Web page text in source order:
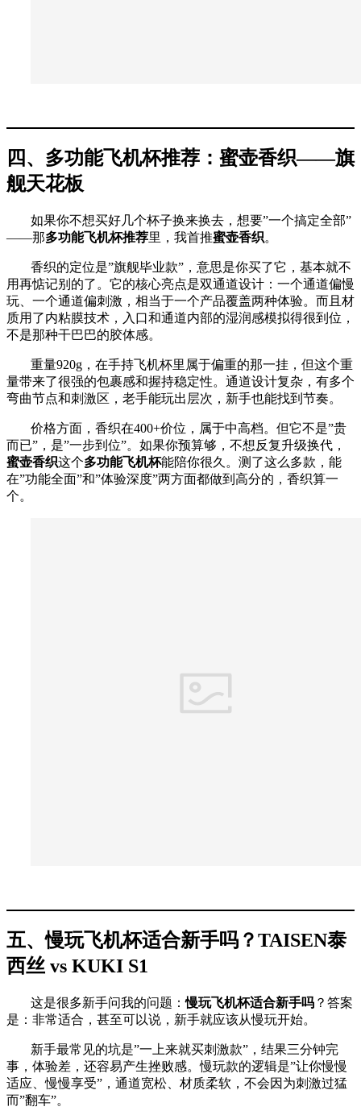
四、多功能飞机杯推荐：蜜壶香织——旗
舰天花板
如果你不想买好几个杯子换来换去，想要”一个搞定全部”
——那多功能飞机杯推荐里，我首推蜜壶香织。
香织的定位是”旗舰毕业款”，意思是你买了它，基本就不
用再惦记别的了。它的核心亮点是双通道设计：一个通道偏慢
玩、一个通道偏刺激，相当于一个产品覆盖两种体验。而且材
质用了内粘膜技术，入口和通道内部的湿润感模拟得很到位，
不是那种干巴巴的胶体感。
重量920g，在手持飞机杯里属于偏重的那一挂，但这个重
量带来了很强的包裹感和握持稳定性。通道设计复杂，有多个
弯曲节点和刺激区，老手能玩出层次，新手也能找到节奏。
价格方面，香织在400+价位，属于中高档。但它不是”贵
而已”，是”一步到位”。如果你预算够，不想反复升级换代，
蜜壶香织这个多功能飞机杯能陪你很久。测了这么多款，能
在”功能全面”和”体验深度”两方面都做到高分的，香织算一
个。
五、慢玩飞机杯适合新手吗？TAISEN泰
西丝 vs KUKI S1
这是很多新手问我的问题：慢玩飞机杯适合新手吗 ？答案
是：非常适合，甚至可以说，新手就应该从慢玩开始。
新手最常见的坑是”一上来就买刺激款”，结果三分钟完
事，体验差，还容易产生挫败感。慢玩款的逻辑是”让你慢慢
适应、慢慢享受”，通道宽松、材质柔软，不会因为刺激过猛
而”翻车”。